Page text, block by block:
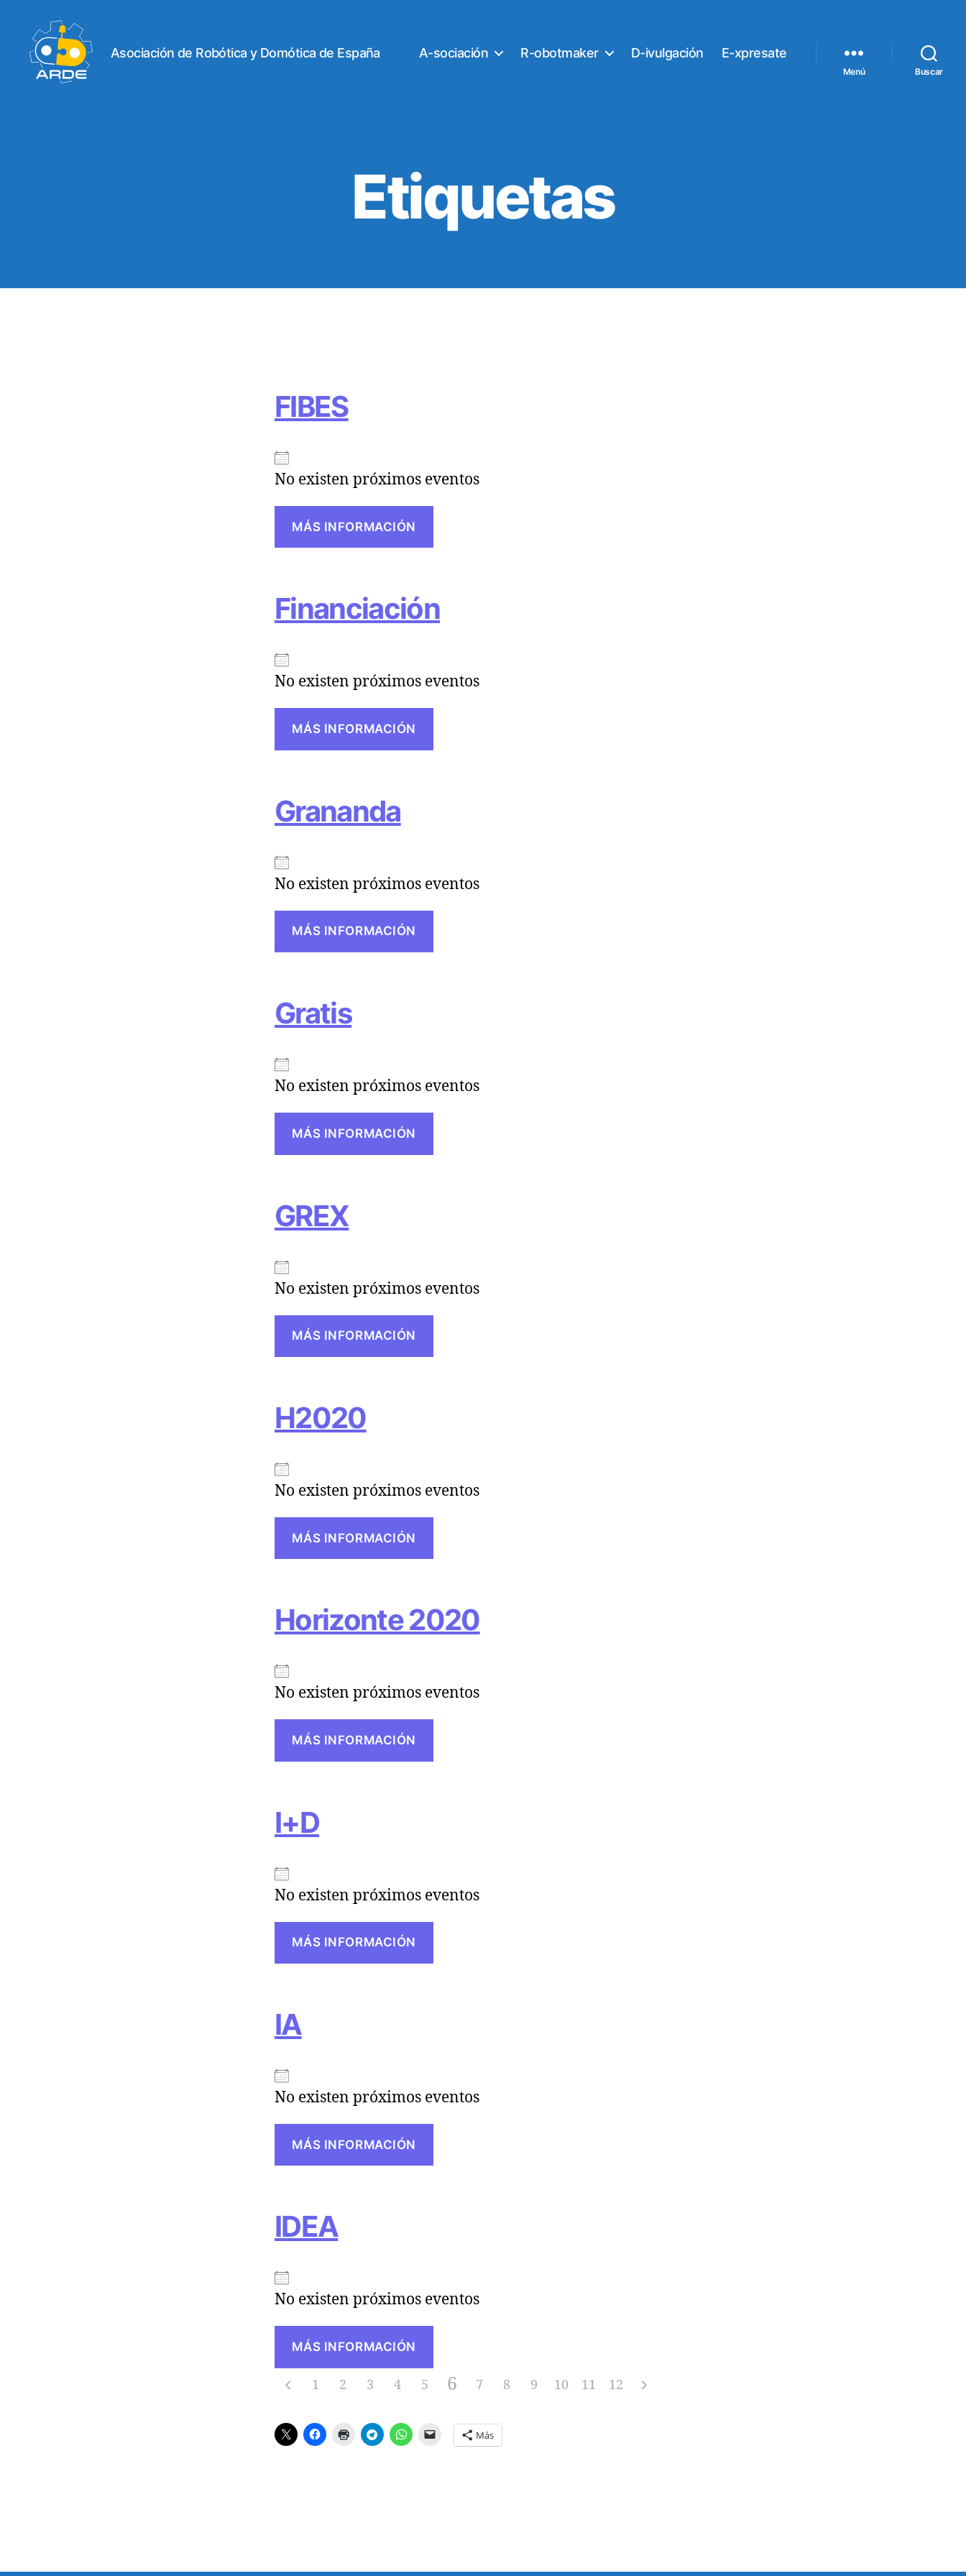
Asociación de Robótica y Domótica de España A-sociación R-obotmaker D-ivulgación E-xpresate
Menú Buscar
Etiquetas
FIBES
No existen próximos eventos
MÁS INFORMACIÓN
Financiación
No existen próximos eventos
MÁS INFORMACIÓN
Grananda
No existen próximos eventos
MÁS INFORMACIÓN
Gratis
No existen próximos eventos
MÁS INFORMACIÓN
GREX
No existen próximos eventos
MÁS INFORMACIÓN
H2020
No existen próximos eventos
MÁS INFORMACIÓN
Horizonte 2020
No existen próximos eventos
MÁS INFORMACIÓN
I+D
No existen próximos eventos
MÁS INFORMACIÓN
IA
No existen próximos eventos
MÁS INFORMACIÓN
IDEA
No existen próximos eventos
MÁS INFORMACIÓN
1 2 3 4 5 6 7 8 9 10 11 12
Más